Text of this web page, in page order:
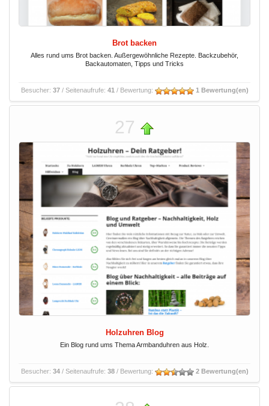
Brot backen
Alles rund ums Brot backen. Außergewöhnliche Rezepte. Backzubehör,
Backautomaten, Tipps und Tricks
Besucher: 37/ Seitenaufrufe: 41 / Bewertung: 1 Bewertung(en)
27
Holzuhren Blog
Ein Blog rund ums Thema Armbanduhren aus Holz.
Besucher: 34/ Seitenaufrufe: 38/ Bewertung: 2 Bewertung(en)